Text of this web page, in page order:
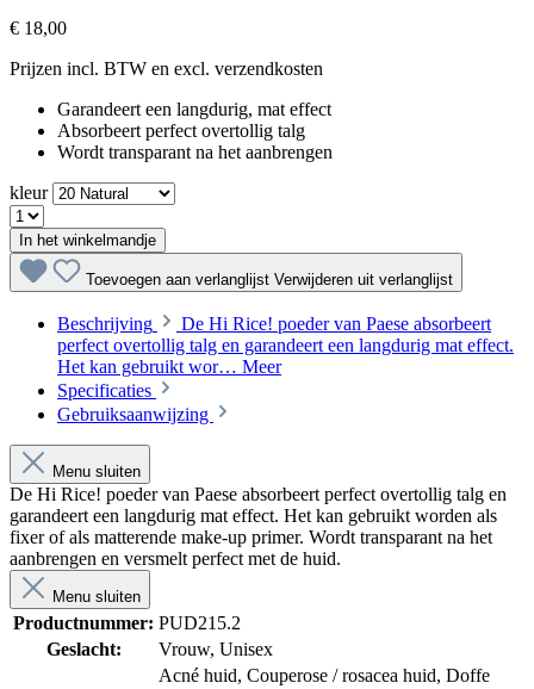
€ 18,00
Prijzen incl. BTW en excl. verzendkosten
Garandeert een langdurig, mat effect
Absorbeert perfect overtollig talg
Wordt transparant na het aanbrengen
kleur
In het winkelmandje
Toevoegen aan verlanglijst Verwijderen uit verlanglijst
Beschrijving
De Hi Rice! poeder van Paese absorbeert
perfect overtollig talg en garandeert een langdurig mat effect.
Het kan gebruikt wor… Meer
Specificaties
Gebruiksaanwijzing
Menu sluiten
De Hi Rice! poeder van Paese absorbeert perfect overtollig talg en
garandeert een langdurig mat effect. Het kan gebruikt worden als
fixer of als matterende make-up primer. Wordt transparant na het
aanbrengen en versmelt perfect met de huid.
Menu sluiten
Productnummer: PUD215.2
Geslacht:
Vrouw, Unisex
Acné huid, Couperose / rosacea huid, Doffe